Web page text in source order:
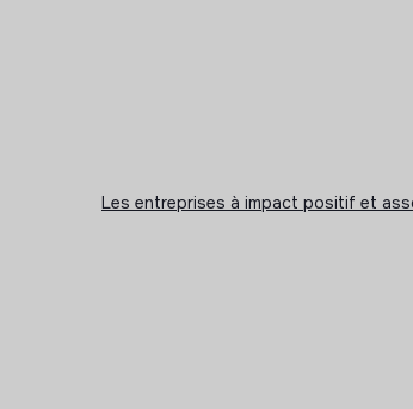
Les entreprises à impact positif et